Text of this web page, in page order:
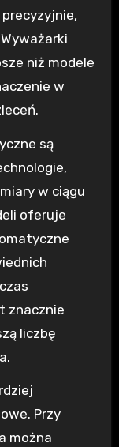
niż modele
w
są
w ciągu
oferuje
znacznie
liczbę
Przy
można